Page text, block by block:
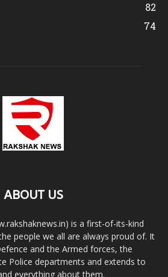
82
74
ABOUT US
is a first-of-its-kind
people we all are always proud of. It
and the Armed forces, the
Police departments and extends to
everything about them.